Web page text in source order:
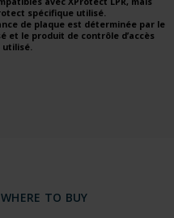
spécifique utilisé.
de plaque est déterminée par le
et le produit de contrôle d’accès
WHERE TO BUY